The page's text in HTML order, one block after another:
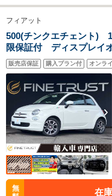
フィアット
500(チンクエチェント)
限保証付 ディスプレイ
ー 禁煙車 純正15イン
フォグランプ エアコン
ード付オートマチックシ
販売店保証 購入プラン付 オンラ
無
在